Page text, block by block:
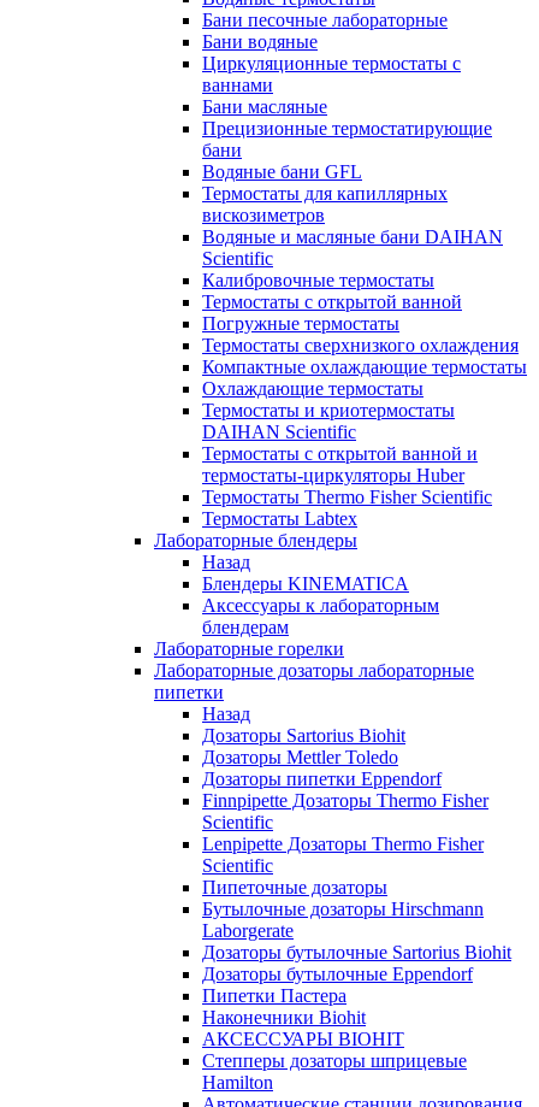
Бани песочные лабораторные
Бани водяные
Циркуляционные термостаты с
ваннами
Бани масляные
Прецизионные термостатирующие
бани
Водяные бани GFL
Термостаты для капиллярных
вискозиметров
Водяные и масляные бани DAIHAN
Scientific
Калибровочные термостаты
Термостаты с открытой ванной
Погружные термостаты
Термостаты сверхнизкого охлаждения
Компактные охлаждающие термостаты
Охлаждающие термостаты
Термостаты и криотермостаты
DAIHAN Scientific
Термостаты с открытой ванной и
термостаты-циркуляторы Huber
Термостаты Thermo Fisher Scientific
Термостаты Labtex
Лабораторные блендеры
Назад
Блендеры KINEMATICA
Аксессуары к лабораторным
блендерам
Лабораторные горелки
Лабораторные дозаторы лабораторные
пипетки
Назад
Дозаторы Sartorius Biohit
Дозаторы Mettler Toledo
Дозаторы пипетки Eppendorf
Finnpipette Дозаторы Thermo Fisher
Scientific
Lenpipette Дозаторы Thermo Fisher
Scientific
Пипеточные дозаторы
Бутылочные дозаторы Hirschmann
Laborgerate
Дозаторы бутылочные Sartorius Biohit
Дозаторы бутылочные Eppendorf
Пипетки Пастера
Наконечники Biohit
АКСЕССУАРЫ BIOHIT
Степперы дозаторы шприцевые
Hamilton